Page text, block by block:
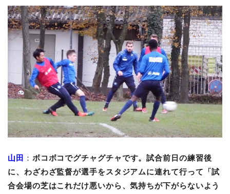
山田 ： ボコボコでグチャグチャです。試合前日の練習後
に、わざわざ監督が選手をスタジアムに連れて行って「試
合会場の芝はこれだけ悪いから、気持ちが下がらないよう